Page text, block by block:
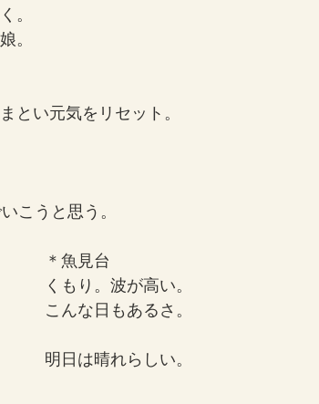
。
。
とい元気をリセット。
こうと思う。
＊魚見台
くもり。波が高い。
こんな日もあるさ。
明日は晴れらしい。